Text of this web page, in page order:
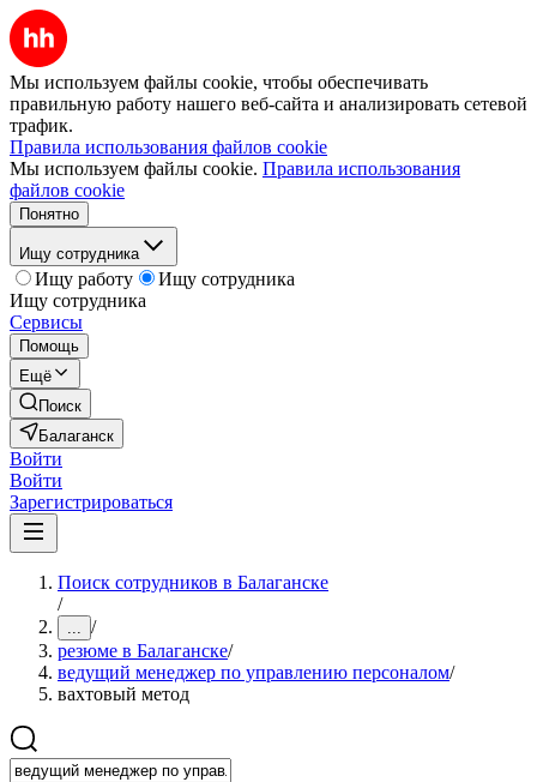
Мы используем файлы cookie, чтобы обеспечивать
правильную работу нашего веб-сайта и анализировать сетевой
трафик.
Правила использования файлов cookie
Мы используем файлы cookie. Правила использования
файлов cookie
Понятно
Ищу сотрудника
Ищу работу
Ищу сотрудника
Ищу сотрудника
Сервисы
Помощь
Ещё
Поиск
Балаганск
Войти
Войти
Зарегистрироваться
Поиск сотрудников в Балаганске
/
... /
резюме в Балаганске/
ведущий менеджер по управлению персоналом/
вахтовый метод